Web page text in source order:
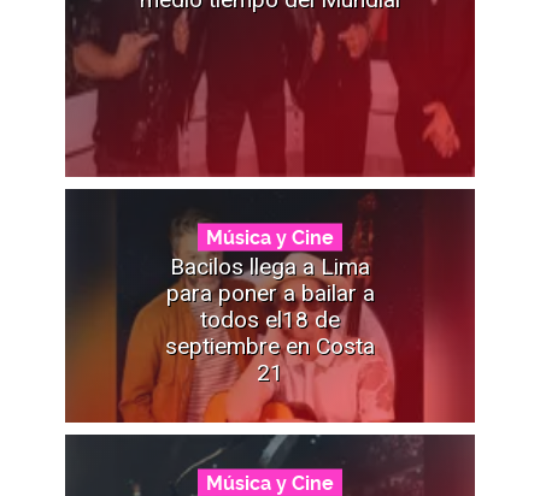
Música y Cine
Bacilos llega a Lima
para poner a bailar a
todos el18 de
septiembre en Costa
21
Música y Cine